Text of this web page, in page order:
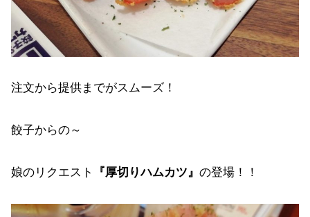
注文から提供までがスムーズ！
餃子からの～
娘のリクエスト 『厚切りハムカツ』 の登場！！